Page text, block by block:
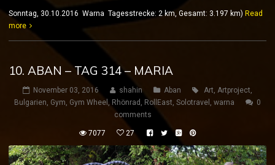
Sonntag, 30.10.2016 Warna Tagesstrecke: 2 km, Gesamt: 3.197 km) Read
more
10. ABAN – TAG 314 – MARIA
November 03, 2016 shahin Aban Art, Artproject,
Bulgarien, Gym, Gym Wheel , Rhönrad , RollEast, Solotravel , warna
0
comments
7077 27